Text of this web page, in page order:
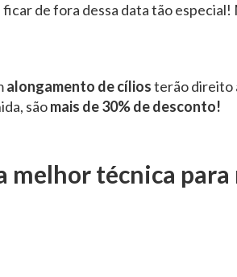
ficar de fora dessa data tão
alongamento de cíliosterão direito
sãomais de 30% de desconto!
melhor técnica para